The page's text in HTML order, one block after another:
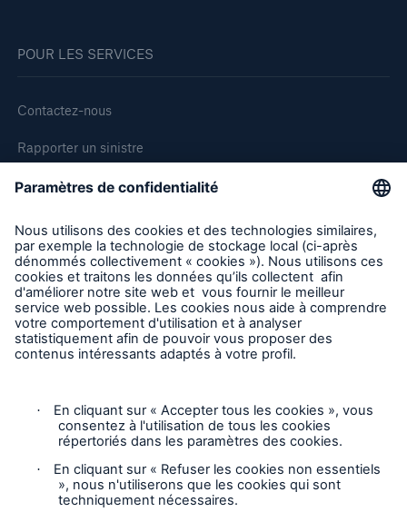
POUR LES SERVICES
Contactez-nous
Rapporter un sinistre
Demande de soumission d'assurance - Bris des équipments
Demander une inspection
Suivre HSB Canada
Vie privée
Mentions légales